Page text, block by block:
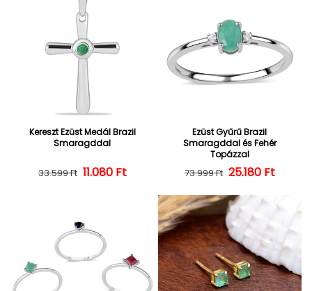
Kereszt Ezüst Medál Brazil
Smaragddal
Normál ár
33.599 Ft Kedvezményes ár
11.080 Ft
Ezüst Gyűrű Brazil
Smaragddal és Fehér
Topázzal
Normál ár
73.999 Ft 25.180 Ft